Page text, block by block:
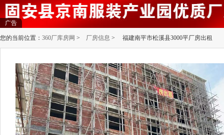
广告
您的当前位置： 360厂库房网 > 厂房信息 > 福建南平市松溪县3000平厂房出租